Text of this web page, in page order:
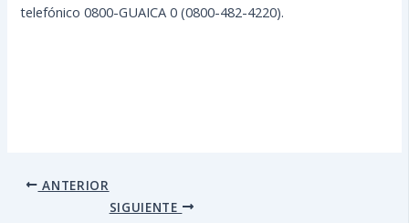
telefónico 0800-GUAICA 0 (0800-482-4220).
ANTERIOR
SIGUIENTE